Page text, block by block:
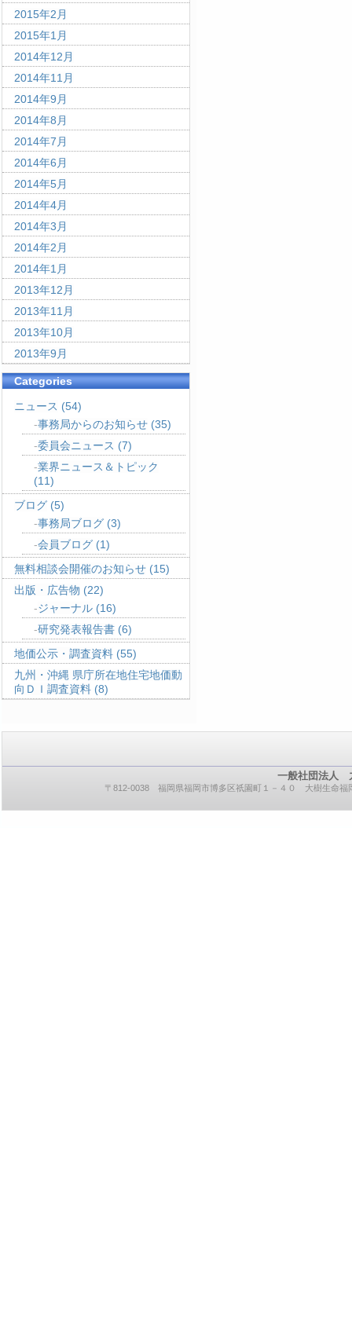
2015年2月
2015年1月
2014年12月
2014年11月
2014年9月
2014年8月
2014年7月
2014年6月
2014年5月
2014年4月
2014年3月
2014年2月
2014年1月
2013年12月
2013年11月
2013年10月
2013年9月
Categories
ニュース (54)
事務局からのお知らせ (35)
委員会ニュース (7)
業界ニュース＆トピック
(11)
ブログ (5)
事務局ブログ (3)
会員ブログ (1)
無料相談会開催のお知らせ (15)
出版・広告物 (22)
ジャーナル (16)
研究発表報告書 (6)
地価公示・調査資料 (55)
九州・沖縄 県庁所在地住宅地価動
向ＤＩ調査資料 (8)
一般社団法人
〒812-0038 福岡県福岡市博多区祇園町１－４０ 大樹生命